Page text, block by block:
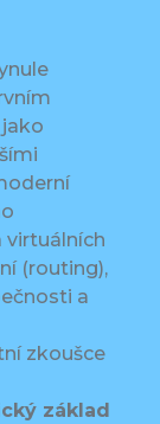
virtuálních
(routing),
a
zkoušce
základ